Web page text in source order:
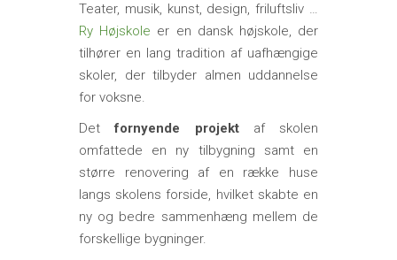
Teater, musik, kunst, design, friluftsliv …
Ry Højskole er en dansk højskole, der
tilhører en lang tradition af uafhængige
skoler, der tilbyder almen uddannelse
for voksne.
Detfornyende projektaf skolen
omfattede en ny tilbygning samt en
større renovering af en række huse
langs skolens forside, hvilket skabte en
ny og bedre sammenhæng mellem de
forskellige bygninger.